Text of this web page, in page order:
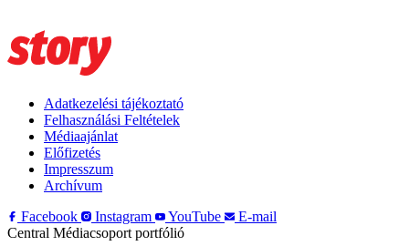
Adatkezelési tájékoztató
Felhasználási Feltételek
Médiaajánlat
Előfizetés
Impresszum
Archívum
Facebook
Instagram YouTube
E-mail
Central Médiacsoport portfólió